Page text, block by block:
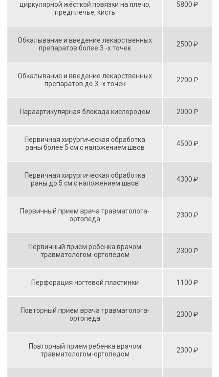
циркулярной жёсткой повязки на плечо,
предплечье, кисть
5800 ₽
Обкалывание и введение лекарственных
препаратов более 3 -х точек
2500 ₽
Обкалывание и введение лекарственных
препаратов до 3 -х точек
2200 ₽
Параартикулярная блокада кислородом 2000 ₽
Первичная хирургическая обработка
раны более 5 см с наложением швов
4500 ₽
Первичная хирургическая обработка
раны до 5 см с наложением швов
4300 ₽
Первичный прием врача травматолога-
ортопеда
2300 ₽
Первичный прием ребенка врачом
травматологом-ортопедом
2300 ₽
Перфорация ногтевой пластинки 1100 ₽
Повторный прием врача травматолога-
ортопеда
2300 ₽
Повторный прием ребенка врачом
травматологом-ортопедом
2300 ₽